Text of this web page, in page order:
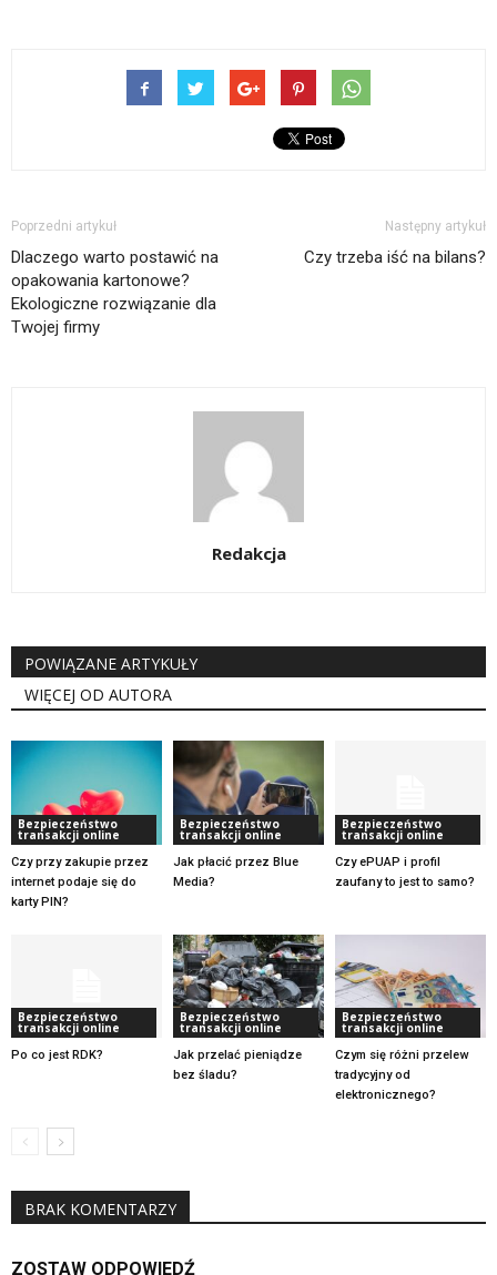
Poprzedni artykuł
Dlaczego warto postawić na
opakowania kartonowe?
Ekologiczne rozwiązanie dla
Twojej firmy
Następny artykuł
Czy trzeba iść na bilans?
Redakcja
POWIĄZANE ARTYKUŁY
WIĘCEJ OD AUTORA
Bezpieczeństwo
transakcji online
Czy przy zakupie przez
internet podaje się do
karty PIN?
Bezpieczeństwo
transakcji online
Jak płacić przez Blue
Media?
Bezpieczeństwo
transakcji online
Czy ePUAP i profil
zaufany to jest to samo?
Bezpieczeństwo
transakcji online
Po co jest RDK?
Bezpieczeństwo
transakcji online
Jak przelać pieniądze
bez śladu?
Bezpieczeństwo
transakcji online
Czym się różni przelew
tradycyjny od
elektronicznego?
BRAK KOMENTARZY
ZOSTAW ODPOWIEDŹ